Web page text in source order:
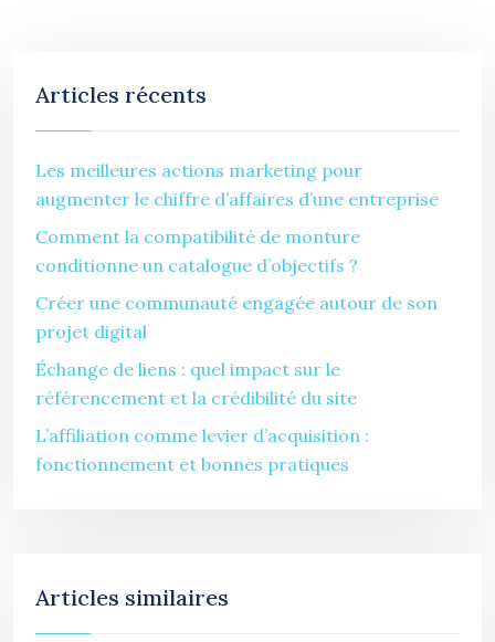
Articles récents
Les meilleures actions marketing pour
augmenter le chiffre d’affaires d’une entreprise
Comment la compatibilité de monture
conditionne un catalogue d’objectifs ?
Créer une communauté engagée autour de son
projet digital
Échange de liens : quel impact sur le
référencement et la crédibilité du site
L’affiliation comme levier d’acquisition :
fonctionnement et bonnes pratiques
Articles similaires